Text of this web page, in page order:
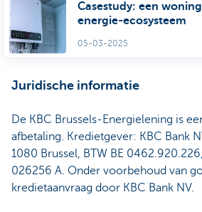
Casestudy: een
energie-ecosysteem
05-03-2025
Juridische informatie
De KBC Brussels-Energielening is
afbetaling. Kredietgever: KBC Bank
1080 Brussel, BTW BE
026256 A. Onder voorbehoud van
kredietaanvraag door KBC Bank NV.